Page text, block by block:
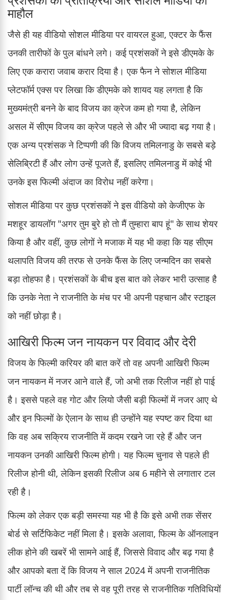
माहौल
जैसे ही यह वीडियो सोशल मीडिया पर वायरल हुआ, एक्टर के फैंस
उनकी तारीफों के पुल बांधने लगे। कई प्रशंसकों ने इसे डीएमके के
लिए एक करारा जवाब करार दिया है। एक फैन ने सोशल मीडिया
प्लेटफॉर्म एक्स पर लिखा कि डीएमके को शायद यह लगता है कि
मुख्यमंत्री बनने के बाद विजय का क्रेज कम हो गया है, लेकिन
असल में सीएम विजय का क्रेज पहले से और भी ज्यादा बढ़ गया है।
एक अन्य प्रशंसक ने टिप्पणी की कि विजय तमिलनाडु के सबसे बड़े
सेलिब्रिटी हैं और लोग उन्हें पूजते हैं, इसलिए तमिलनाडु में कोई भी
उनके इस फिल्मी अंदाज का विरोध नहीं करेगा।
सोशल मीडिया पर कुछ प्रशंसकों ने इस वीडियो को केजीएफ के
मशहूर डायलॉग "अगर तुम बुरे हो तो मैं तुम्हारा बाप हूं" के साथ शेयर
किया है और वहीं, कुछ लोगों ने मजाक में यह भी कहा कि यह सीएम
थलापति विजय की तरफ से उनके फैंस के लिए जन्मदिन का सबसे
बड़ा तोहफा है। प्रशंसकों के बीच इस बात को लेकर भारी उत्साह है
कि उनके नेता ने राजनीति के मंच पर भी अपनी पहचान और स्टाइल
को नहीं छोड़ा है।
आखिरी फिल्म जन नायकन पर विवाद और देरी
विजय के फिल्मी करियर की बात करें तो वह अपनी आखिरी फिल्म
जन नायकन में नजर आने वाले हैं, जो अभी तक रिलीज नहीं हो पाई
है। इससे पहले वह गोट और लियो जैसी बड़ी फिल्मों में नजर आए थे
और इन फिल्मों के ऐलान के साथ ही उन्होंने यह स्पष्ट कर दिया था
कि वह अब सक्रिय राजनीति में कदम रखने जा रहे हैं और जन
नायकन उनकी आखिरी फिल्म होगी। यह फिल्म चुनाव से पहले ही
रिलीज होनी थी, लेकिन इसकी रिलीज अब 6 महीने से लगातार टल
रही है।
फिल्म को लेकर एक बड़ी समस्या यह भी है कि इसे अभी तक सेंसर
बोर्ड से सर्टिफिकेट नहीं मिला है। इसके अलावा, फिल्म के ऑनलाइन
लीक होने की खबरें भी सामने आई हैं, जिससे विवाद और बढ़ गया है
और आपको बता दें कि विजय ने साल 2024 में अपनी राजनीतिक
पार्टी लॉन्च की थी और तब से वह पूरी तरह से राजनीतिक गतिविधियों